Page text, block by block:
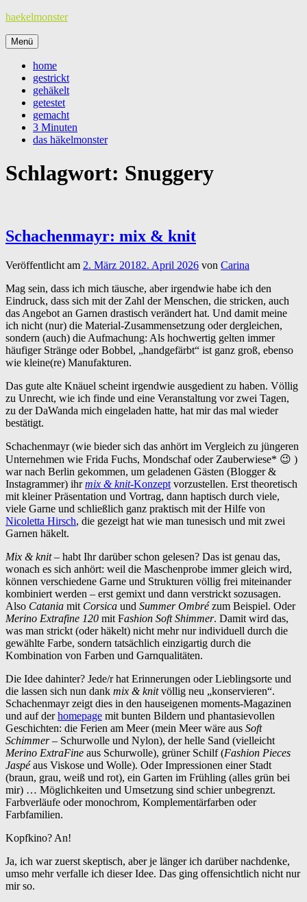
Zum
springen
haekelmonster
Menü
home
gestrickt
gehäkelt
getestet
gemacht
3 Minuten
das häkelmonster
Schlagwort: Snuggery
Schachenmayr: mix & knit
Veröffentlicht am 2. März 20182. April 2026 von Carina
Mag sein, dass ich mich täusche, aber irgendwie habe ich den
Eindruck, dass sich mit der Zahl der Menschen, die stricken, auch
das Angebot an Garnen drastisch verändert hat. Und damit meine
ich nicht (nur) die Material-Zusammensetzung oder dergleichen,
sondern (auch) die Aufmachung: Als hochwertig gelten immer
häufiger Stränge oder Bobbel, „handgefärbt“ ist ganz groß, ebenso
wie kleine(re) Manufakturen.
Das gute alte Knäuel scheint irgendwie ausgedient zu haben. Völlig
zu Unrecht, wie ich finde und eine Veranstaltung vor zwei Tagen,
zu der DaWanda mich eingeladen hatte, hat mir das mal wieder
bestätigt.
Schachenmayr (wie bieder sich das anhört im Vergleich zu jüngeren
Unternehmen wie Frida Fuchs, Mondschaf oder Zauberwiese* 😉 )
war nach Berlin gekommen, um geladenen Gästen (Blogger &
Instagrammer) ihrmix & knit-Konzept vorzustellen. Erst theoretisch
mit kleiner Präsentation und Vortrag, dann haptisch durch viele,
viele Garne und schließlich ganz praktisch mit der Hilfe von
Nicoletta Hirsch, die gezeigt hat wie man tunesisch und mit zwei
Garnen häkelt.
Mix & knit– habt Ihr darüber schon gelesen? Das ist genau das,
wonach es sich anhört: weil die Maschenprobe immer gleich wird,
können verschiedene Garne und Strukturen völlig frei miteinander
kombiniert werden – erst gemixt und dann verstrickt sozusagen.
Also Catania mit Corsica und Summer Ombrézum Beispiel. Oder
Merino Extrafine 120 mit Fashion Soft Shimmer. Damit wird das,
was man strickt (oder häkelt) nicht mehr nur individuell durch die
gewählte Farbe, sondern tatsächlich einzigartig durch die
Kombination von Farben und Garnqualitäten.
Die Idee dahinter? Jede/r hat Erinnerungen oder Lieblingsorte und
die lassen sich nun dank mix & knitvöllig neu „konservieren“.
Schachenmayr zeigt dies in den hauseigenen moments-Magazinen
und auf derhomepage mit bunten Bildern und phantasievollen
Geschichten: die Ferien am Meer (mein Meer wäre aus Soft
Schimmer– Schurwolle und Nylon), der helle Sand (vielleicht
Merino ExtraFine aus Schurwolle), grüner Schilf (Fashion Pieces
Jaspéaus Viskose und Wolle). Oder Impressionen einer Stadt
(braun, grau, weiß und rot), ein Garten im Frühling (alles grün bei
mir) … Möglichkeiten und Umsetzung sind schier unbegrenzt.
Farbverläufe oder monochrom, Komplementärfarben oder
Farbfamilien.
Kopfkino? An!
Ja, ich war zuerst skeptisch, aber je länger ich darüber nachdenke,
umso mehr verfalle ich dieser Idee. Das ging offensichtlich nicht nur
mir so.